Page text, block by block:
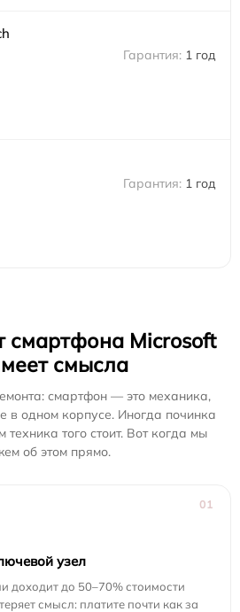
1 год
1 год
смартфона Microsoft
смысла
смартфон — это механика,
в одном корпусе. Иногда починка
того стоит. Вот когда мы
об этом прямо.
01
узел
доходит до 50–70% стоимости
смысл: платите почти как за